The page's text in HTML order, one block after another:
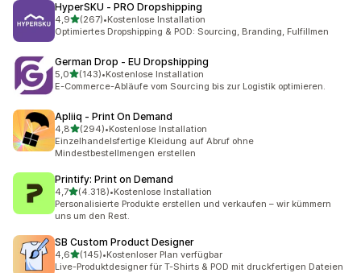
HyperSKU ‑ PRO Dropshipping
4,9von 5 Sternen
(267)
267 Rezensionen insgesamt
•Kostenlose Installation
Optimiertes Dropshipping & POD: Sourcing, Branding, Fulfillmen
German Drop ‑ EU Dropshipping
5,0von 5 Sternen
(143)
143 Rezensionen insgesamt
•Kostenlose Installation
E-Commerce-Abläufe vom Sourcing bis zur Logistik optimieren.
Apliiq ‑ Print On Demand
4,8von 5 Sternen
(294)
294 Rezensionen insgesamt
•Kostenlose Installation
Einzelhandelsfertige Kleidung auf Abruf ohne
Mindestbestellmengen erstellen
Printify: Print on Demand
4,7von 5 Sternen
(4.318)
4318 Rezensionen insgesamt
•Kostenlose Installation
Personalisierte Produkte erstellen und verkaufen – wir kümmern
uns um den Rest.
SB Custom Product Designer
4,6von 5 Sternen
(145)
145 Rezensionen insgesamt
•Kostenloser Plan verfügbar
Live-Produktdesigner für T-Shirts & POD mit druckfertigen Dateien